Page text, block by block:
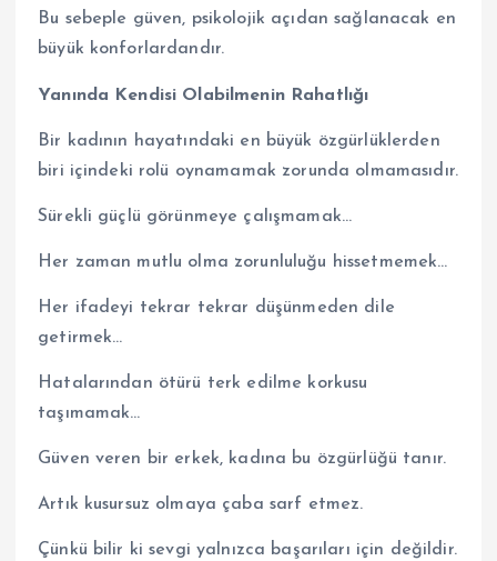
Bu sebeple güven, psikolojik açıdan sağlanacak en
büyük konforlardandır.
Yanında Kendisi Olabilmenin Rahatlığı
Bir kadının hayatındaki en büyük özgürlüklerden
biri içindeki rolü oynamamak zorunda olmamasıdır.
Sürekli güçlü görünmeye çalışmamak…
Her zaman mutlu olma zorunluluğu hissetmemek…
Her ifadeyi tekrar tekrar düşünmeden dile
getirmek…
Hatalarından ötürü terk edilme korkusu
taşımamak…
Güven veren bir erkek, kadına bu özgürlüğü tanır.
Artık kusursuz olmaya çaba sarf etmez.
Çünkü bilir ki sevgi yalnızca başarıları için değildir.